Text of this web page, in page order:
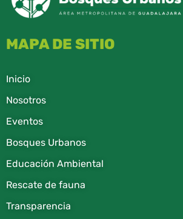
MAPA DE SITIO
Inicio
Nosotros
Eventos
Bosques Urbanos
Educación Ambiental
Rescate de fauna​
Transparencia